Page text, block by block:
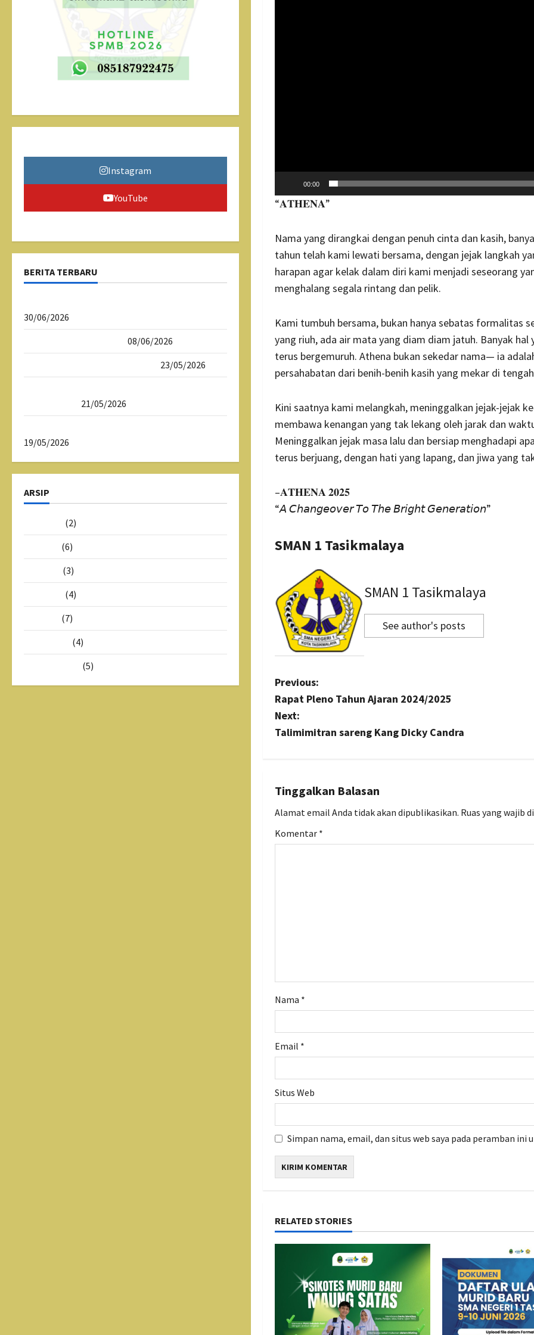
00:00
“𝐀𝐓𝐇𝐄𝐍𝐀”
Nama yang dirangkai dengan penuh cinta dan kasih,
tahun telah kami lewati bersama, dengan jejak langkah
harapan agar kelak dalam diri kami menjadi seseorang
menghalang segala rintang dan pelik.
Kami tumbuh bersama, bukan hanya sebatas formalitas
yang riuh, ada air mata yang diam diam jatuh. Banyak
terus bergemuruh. Athena bukan sekedar nama— ia
persahabatan dari benih-benih kasih yang mekar di
Kini saatnya kami melangkah, meninggalkan jejak-jejak
membawa kenangan yang tak lekang oleh jarak dan
Meninggalkan jejak masa lalu dan bersiap menghadapi
terus berjuang, dengan hati yang lapang, dan jiwa yang
–𝐀𝐓𝐇𝐄𝐍𝐀 𝟐𝟎𝟐𝟓
“𝘈 𝘊𝘩𝘢𝘯𝘨𝘦𝘰𝘷𝘦𝘳 𝘛𝘰 𝘛𝘩𝘦 𝘉𝘳𝘪𝘨𝘩𝘵 𝘎𝘦𝘯𝘦𝘳𝘢𝘵𝘪𝘰𝘯”
SMAN 1 Tasikmalaya
SMAN 1 Tasikmalaya
See author's posts
P
o
s
n
a
v
o
n
Previous:
Rapat Pleno Tahun Ajaran 2024/2025
Next:
Talimimitran sareng Kang Dicky Candra
Tinggalkan Balasan
Alamat email Anda tidak akan dipublikasikan. Ruas yang wajib
Komentar *
Nama *
Email *
Situs Web
Simpan nama, email, dan situs web saya pada peramban
RELATED STORIES
Instagram
YouTube
BERITA TERBARU
30/06/2026
08/06/2026
23/05/2026
21/05/2026
19/05/2026
ARSIP
(2)
(6)
(3)
(4)
(7)
(4)
(5)